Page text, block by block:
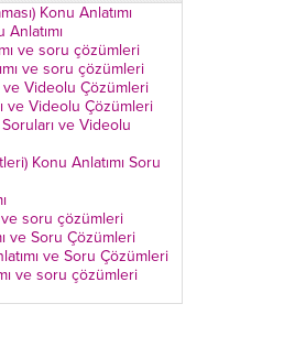
Konu Anlatımı
ve soru çözümleri
ve soru çözümleri
Videolu Çözümleri
ve Videolu Çözümleri
ve Videolu
Konu Anlatımı Soru
ve soru çözümleri
ve Soru Çözümleri
ve Soru Çözümleri
ve soru çözümleri